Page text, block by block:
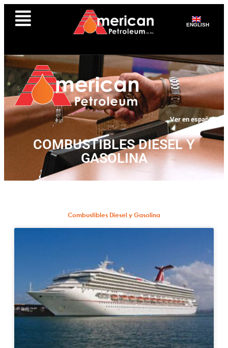
ENGLISH
Ver en español
COMBUSTIBLES DIESEL Y
GASOLINA
Combustibles Diesel y Gasolina